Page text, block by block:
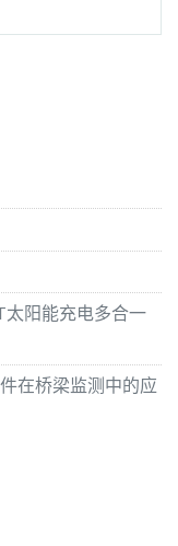
太阳能充电多合一
在桥梁监测中的应